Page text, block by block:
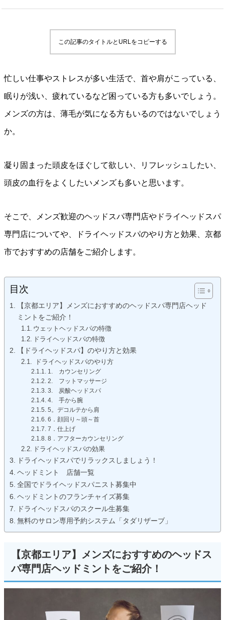
この記事のタイトルとURLをコピーする
忙しい仕事やストレスが多い生活で、首や肩がこっている、
眠りが浅い、疲れているなど困っている方も多いでしょう。
メンズの方は、薄毛が気になる方もいるのではないでしょう
か。
凝り固まった頭皮をほぐして欲しい、リフレッシュしたい、
頭皮の血行をよくしたいメンズも多いと思います。
そこで、メンズ歓迎のヘッドスパ専門店やドライヘッドスパ
専門店についてや、ドライヘッドスパのやり方と効果、京都
市でおすすめの店舗をご紹介します。
目次
【京都エリア】メンズにおすすめのヘッドスパ専門店ヘッド
ミントをご紹介！
ウェットヘッドスパの特徴
ドライヘッドスパの特徴
【ドライヘッドスパ】のやり方と効果
ドライヘッドスパのやり方
1. カウンセリング
2. フットマッサージ
3. 炭酸ヘッドスパ
4. 手から腕
5。デコルテから肩
6．顔回り～頭～首
7．仕上げ
8．アフターカウンセリング
ドライヘッドスパの効果
ドライヘッドスパでリラックスしましょう！
ヘッドミント 店舗一覧
全国でドライヘッドスパニスト募集中
ヘッドミントのフランチャイズ募集
ドライヘッドスパのスクール生募集
無料のサロン専用予約システム「タダリザーブ」
【京都エリア】メンズにおすすめのヘッドス
パ専門店ヘッドミントをご紹介！